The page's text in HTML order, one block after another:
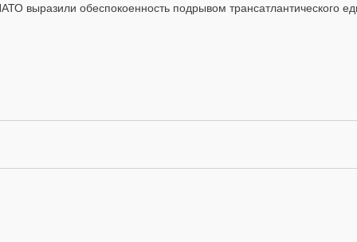
выразили обеспокоенность подрывом трансатлантического